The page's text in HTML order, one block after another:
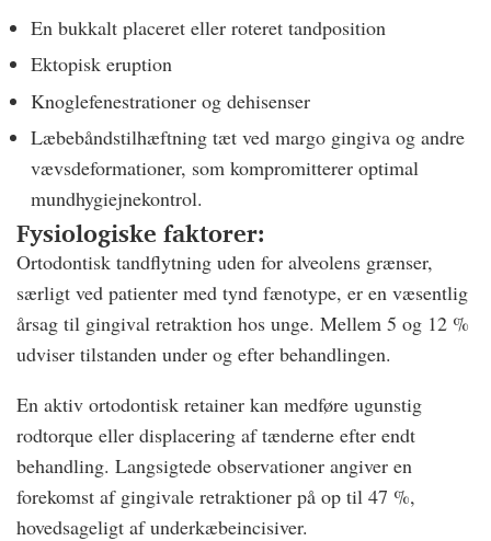
En bukkalt placeret eller roteret tandposition
Ektopisk eruption
Knoglefenestrationer og dehisenser
Læbebåndstilhæftning tæt ved margo gingiva og andre
vævsdeformationer, som kompromitterer optimal
mundhygiejnekontrol.
Fysiologiske faktorer:
Ortodontisk tandflytning uden for alveolens grænser,
særligt ved patienter med tynd fænotype, er en væsentlig
årsag til gingival retraktion hos unge. Mellem 5 og 12 %
udviser tilstanden under og efter behandlingen.
En aktiv ortodontisk retainer kan medføre ugunstig
rodtorque eller displacering af tænderne efter endt
behandling. Langsigtede observationer angiver en
forekomst af gingivale retraktioner på op til 47 %,
hovedsageligt af underkæbeincisiver.